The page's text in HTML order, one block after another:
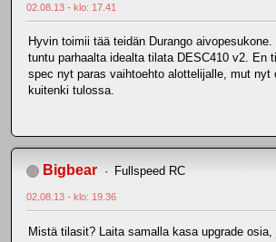
02.08.13 - klo: 17.41
Hyvin toimii tää teidän Durango
tuntu parhaalta idealta tilata DESC410 v2. En
spec nyt paras vaihtoehto alottelijalle, mut nyt
kuitenki tulossa.
Bigbear Fullspeed RC
02.08.13 - klo: 19.36
Mistä tilasit? Laita samalla kasa upgrade